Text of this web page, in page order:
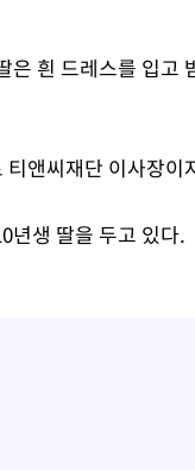
은 흰 드레스를 입고
앤씨재단 이사장
년생 딸을 두고 있다.